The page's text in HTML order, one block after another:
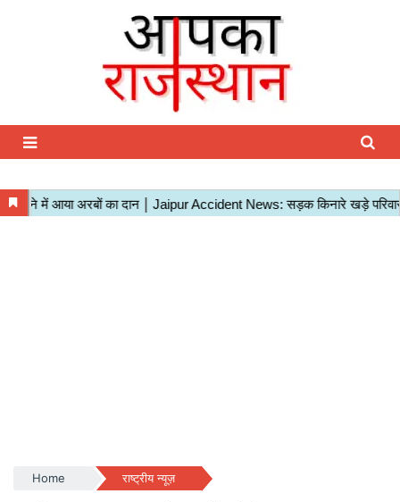
Home राष्ट्रीय न्यूज़